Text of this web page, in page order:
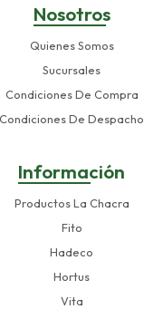
Nosotros
Quienes Somos
Sucursales
Condiciones De Compra
Condiciones De Despacho
Información
Productos La Chacra
Fito
Hadeco
Hortus
Vita